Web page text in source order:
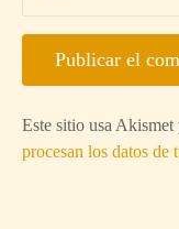
Este sitio usa Akismet
procesan los datos de